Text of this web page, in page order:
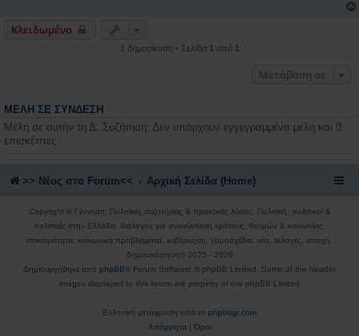
Κλειδωμένο
1 δημοσίευση • Σελίδα 1 από 1
Μετάβαση σε
ΜΈΛΗ ΣΕ ΣΎΝΔΕΣΗ
Μέλη σε αυτήν τη Δ. Συζήτηση: Δεν υπάρχουν εγγεγραμμένα μέλη και 0
επισκέπτες
>> Nέος στο Forum<< Αρχική Σελίδα (Home)
Copyright © Γέννηση: Πολιτικές συζητήσεις & πρακτικές λύσεις. Πολιτική, πολιτικοί &
πολιτικές στην Ελλάδα, διάλογος για ανασύνθεση κράτους, θεσμών & κοινωνίας,
επικαιρότητα, κοινωνικά προβλήματα, κυβέρνηση, νομοσχέδια, νέα, εκλογές, αποχή,
δημοσκόπηση® 2025 - 2026
Δημιουργήθηκε από phpBB ® Forum Software © phpBB Limited. Some of the header
images displayed to this forum are property of the phpBB Limited
Ελληνική μετάφραση από το phpbbgr.com
Απόρρητο | Όροι